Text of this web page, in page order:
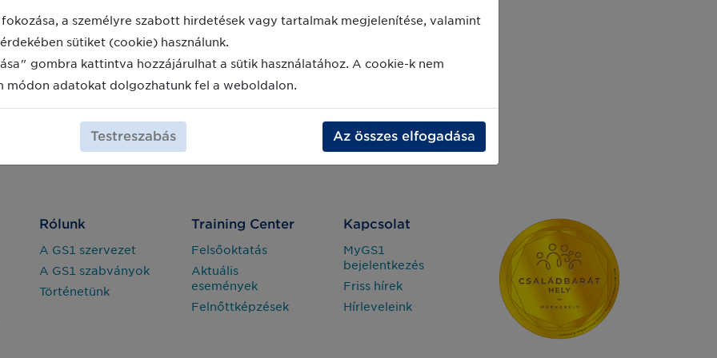
Rólunk
A GS1 szervezet
A GS1 szabványok
Történetünk
Training Center
Felsőoktatás
Aktuális
események
Felnőttképzések
Kapcsolat
MyGS1
bejelentkezés
Friss hírek
Hírleveleink
a személyre szabott hirdetések vagy tartalmak megjelenítése, valamint
sütiket (cookie) használunk.
gombra kattintva hozzájárulhat a sütik használatához. A cookie-k nem
módon adatokat dolgozhatunk fel a weboldalon.
Testreszabás Az összes elfogadása